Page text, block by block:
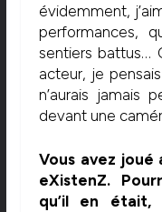
évidemment,
performances,
sentiers battus…
acteur, je
n’aurais jamais
devant une
Vous avez joué
eXistenZ.
qu’il en